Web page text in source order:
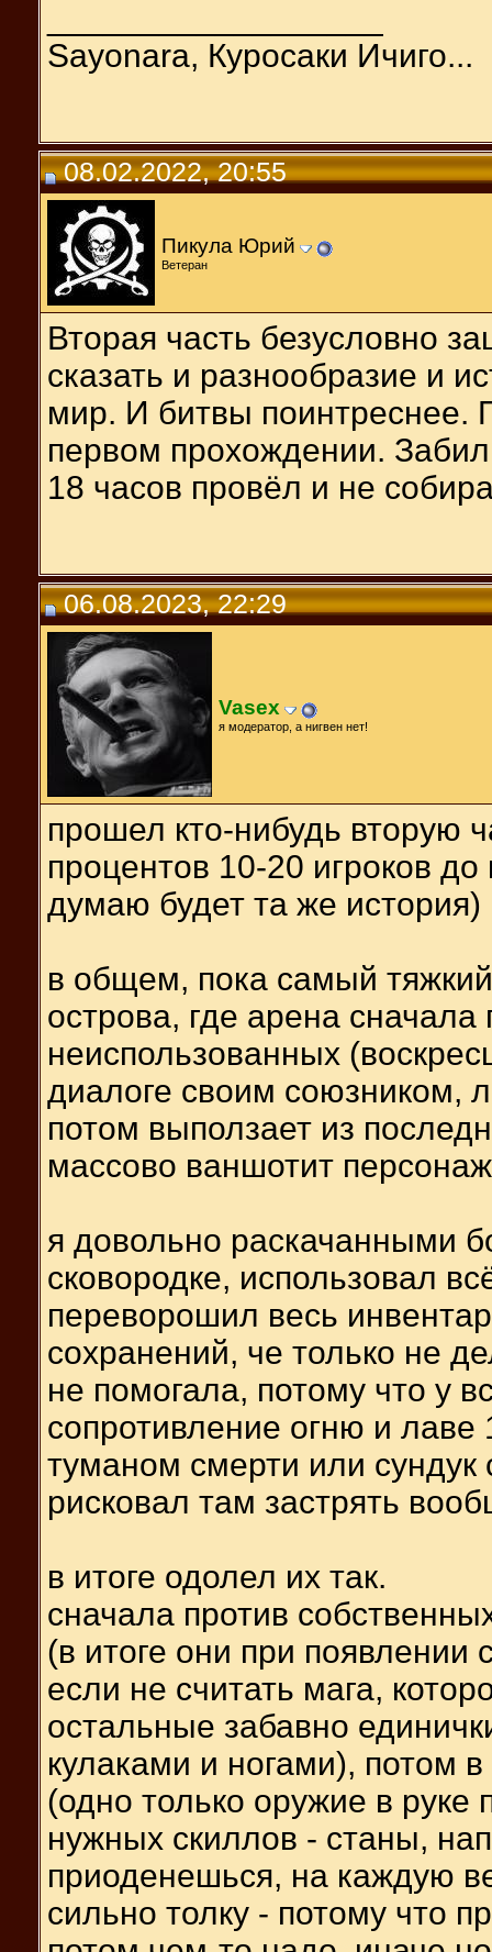
Sayonara, Куросаки Ичиго...
08.02.2022, 20:55
Пикула Юрий
Ветеран
Вторая часть безусловно
сказать и разнообразие и
мир. И битвы поинтреснее.
первом прохождении.
18 часов провёл и не
06.08.2023, 22:29
Vasex
я модератор, а нигвен нет!
прошел кто-нибудь вторую
процентов 10-20 игроков
думаю будет та же история)
в общем, пока самый
острова, где арена
неиспользованных
диалоге своим союзником,
потом выползает из
массово ваншотит
я довольно раскачанными
сковородке, использовал
переворошил весь
сохранений, че только не
не помогала, потому что у
сопротивление огню и лаве
туманом смерти или сундук
рисковал там застрять
в итоге одолел их так.
сначала против
(в итоге они при
если не считать мага,
остальные забавно
кулаками и ногами), потом
(одно только оружие в руке
нужных скиллов - станы,
приоденешься, на каждую
сильно толку - потому что